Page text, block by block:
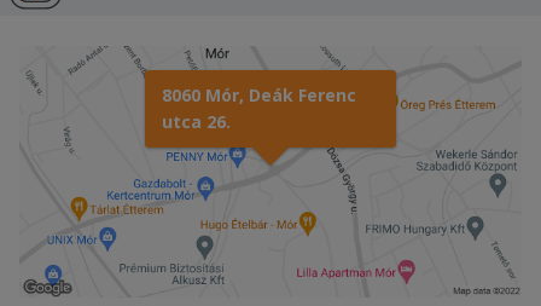
8060 Mór, Deák Ferenc
utca 26.